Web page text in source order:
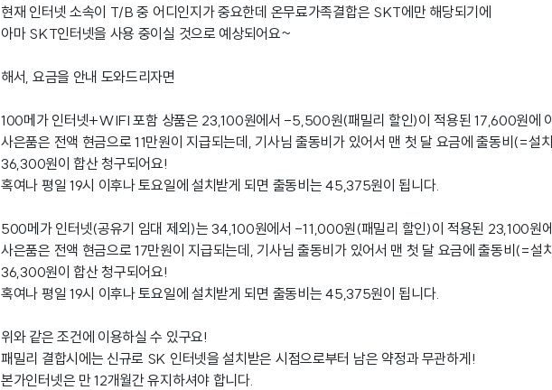
현재 인터넷 소속이 T/B 중 어디인지가 중요한데 온무료가족결합은 SKT에만 해당되기에
아마 SKT인터넷을 사용 중이실 것으로 예상되어요~
해서, 요금을 안내 도와드리자면
100메가 인터넷+WIFI 포함 상품은 23,100원에서 -5,500원(패밀리 할인)이 적용된 17,600원에
사은품은 전액 현금으로 11만원이 지급되는데, 기사님 출동비가 있어서 맨 첫 달 요금에 출동비(=설
36,300원이 합산 청구되어요!
혹여나 평일 19시 이후나 토요일에 설치받게 되면 출동비는 45,375원이 됩니다.
500메가 인터넷(공유기 임대 제외)는 34,100원에서 -11,000원(패밀리 할인)이 적용된 23,100원
사은품은 전액 현금으로 17만원이 지급되는데, 기사님 출동비가 있어서 맨 첫 달 요금에 출동비(=설
36,300원이 합산 청구되어요!
혹여나 평일 19시 이후나 토요일에 설치받게 되면 출동비는 45,375원이 됩니다.
위와 같은 조건에 이용하실 수 있구요!
패밀리 결합시에는 신규로 SK 인터넷을 설치받은 시점으로부터 남은 약정과 무관하게!
본가인터넷은 만 12개월간 유지하셔야 합니다.